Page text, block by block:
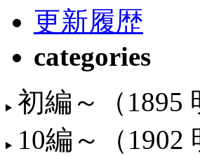
更新履歴
categories
初編～（1895
10編～（1902